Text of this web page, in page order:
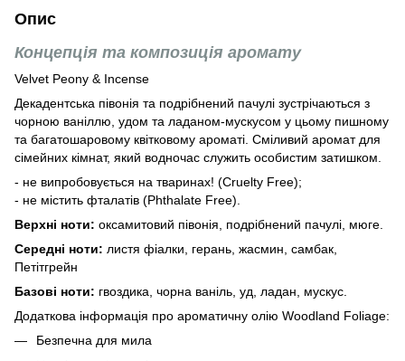
Опис
Концепція та композиція аромату
Velvet Peony & Incense
Декадентська півонія та подрібнений пачулі зустрічаються з
чорною ваніллю, удом та ладаном-мускусом у цьому пишному
та багатошаровому квітковому ароматі. Сміливий аромат для
сімейних кімнат, який водночас служить особистим затишком.
- не випробовується на тваринах! (Cruelty Free);
- не містить фталатів (Phthalate Free).
Верхні ноти: оксамитовий півонія, подрібнений пачулі, мюге.
Середні ноти: листя фіалки, герань, жасмин, самбак,
Петітгрейн
Базові ноти: гвоздика, чорна ваніль, уд, ладан, мускус.
Додаткова інформація про ароматичну олію Woodland Foliage:
Безпечна для мила